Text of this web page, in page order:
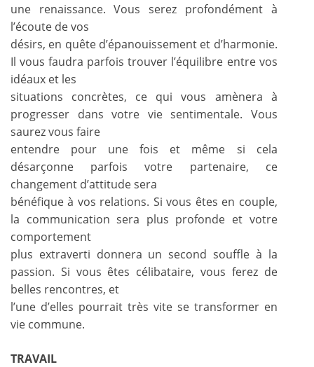
une renaissance. Vous serez profondément à
l’écoute de vos
désirs, en quête d’épanouissement et d’harmonie.
Il vous faudra parfois trouver l’équilibre entre vos
idéaux et les
situations concrètes, ce qui vous amènera à
progresser dans votre vie sentimentale. Vous
saurez vous faire
entendre pour une fois et même si cela
désarçonne parfois votre partenaire, ce
changement d’attitude sera
bénéfique à vos relations. Si vous êtes en couple,
la communication sera plus profonde et votre
comportement
plus extraverti donnera un second souffle à la
passion. Si vous êtes célibataire, vous ferez de
belles rencontres, et
l’une d’elles pourrait très vite se transformer en
vie commune.
TRAVAIL